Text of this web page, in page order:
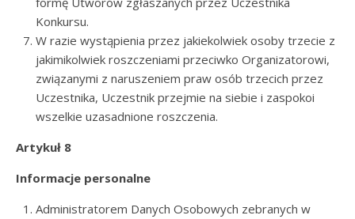
Konkursu.
W razie wystąpienia przez jakiekolwiek osoby trzecie z
jakimikolwiek roszczeniami przeciwko Organizatorowi,
związanymi z naruszeniem praw osób trzecich przez
Uczestnika, Uczestnik przejmie na siebie i zaspokoi
wszelkie uzasadnione roszczenia.
Artykuł 8
Informacje personalne
Administratorem Danych Osobowych zebranych w